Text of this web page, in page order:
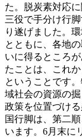
た。脱炭素対応
三役で手分け行
り遂げました。
とともに、各地
いに得るところ
たことは、これ
ということです
域社会の資源の
政策を位置づけ
国行脚は、第二
います。6月末に